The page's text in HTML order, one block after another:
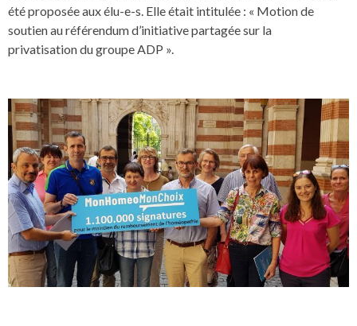
été proposée aux élu-e-s. Elle était intitulée : « Motion de
soutien au référendum d’initiative partagée sur la
privatisation du groupe ADP ».